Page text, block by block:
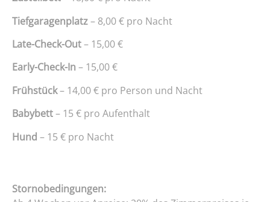
Tiefgaragenplatz– 8,00 € pro Nacht
Late-Check-Out– 15,00 €
Early-Check-In – 15,00 €
Frühstück– 14,00 € pro Person und Nacht
Babybett– 15 € pro Aufenthalt
Hund – 15 € pro Nacht
Stornobedingungen: